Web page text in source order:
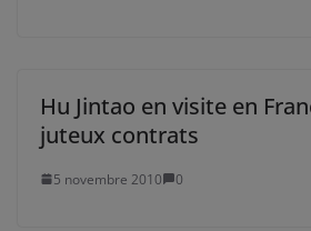
Hu Jintao en visite en
juteux contrats
5 novembre 2010 0